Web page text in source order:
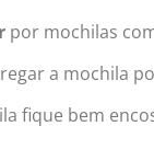
por mochilas
a mochila
fique bem